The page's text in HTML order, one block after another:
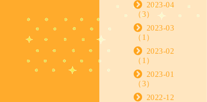
2023-04
（3）
2023-03
（1）
2023-02
（1）
2023-01
（3）
2022-12